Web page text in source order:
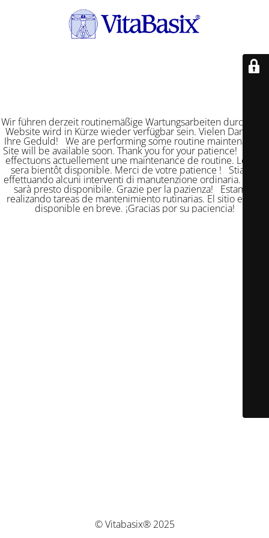
Wir führen derzeit routinemäßige Wartungsarbeiten durch. Die
Website wird in Kürze wieder verfügbar sein. Vielen Dank für
Ihre Geduld! We are performing some routine maintenance.
Site will be available soon. Thank you for your patience! Nous
effectuons actuellement une maintenance de routine. Le site
sera bientôt disponible. Merci de votre patience ! Stiamo
effettuando alcuni interventi di manutenzione ordinaria. Il sito
sarà presto disponibile. Grazie per la pazienza! Estamos
realizando tareas de mantenimiento rutinarias. El sitio estará
disponible en breve. ¡Gracias por su paciencia!
© Vitabasix® 2025